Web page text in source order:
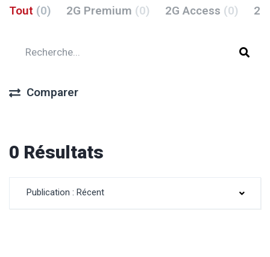
Tout (0) 2G Premium (0) 2G Access (0)
Comparer
0 Résultats
Publication : Récent